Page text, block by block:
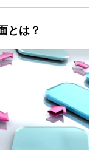
とは？